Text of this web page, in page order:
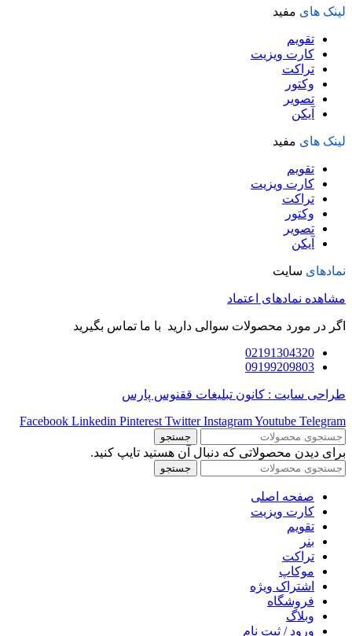
لینک های مفید
تقویم
کارت ویزیت
تراکت
وکتور
تصویر
آیکن
لینک های مفید
تقویم
کارت ویزیت
تراکت
وکتور
تصویر
آیکن
نمادهای سایت
مشاهده نمادهای اعتماد
اگر در مورد محصولات سوالی دارید با ما تماس بگیرید
02191304320
09199209803
طراحی سایت : کانون تبلیغات ققنوس پارس
Facebook Linkedin Pinterest Twitter InstagramYoutube Telegram
جستجو
برای دیدن محصولاتی که دنبال آن هستید تایپ کنید.
جستجو
صفحه اصلی
کارت ویزیت
تقویم
بنر
تراکت
موکاپ
اشتراک ویژه
فروشگاه
وبلاگ
ورود / ثبت نام